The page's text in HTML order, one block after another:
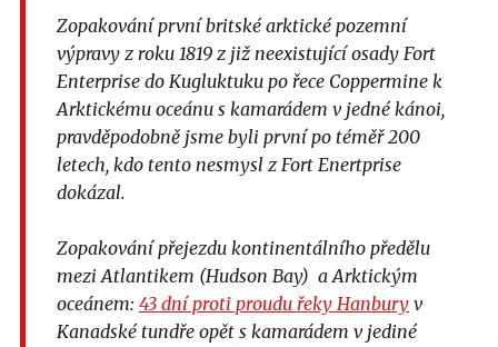
Zopakování první britské arktické pozemní
výpravy z roku 1819 z již neexistující osady Fort
Enterprise do Kugluktuku po řece Coppermine k
Arktickému oceánu s kamarádem v jedné kánoi,
pravděpodobně jsme byli první po téměř 200
letech, kdo tento nesmysl z Fort Enertprise
dokázal.
Zopakování přejezdu kontinentálního předělu
mezi Atlantikem (Hudson Bay) a Arktickým
oceánem: 43 dní proti proudu řeky Hanbury v
Kanadské tundře opět s kamarádem v jediné